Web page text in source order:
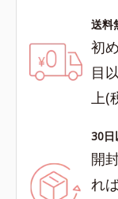
送料
初
目
上(
30日
開
れ